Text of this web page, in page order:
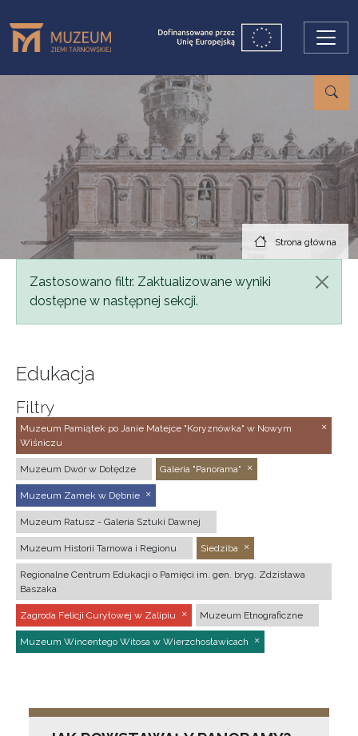
Strona główna
Komunikat
Zastosowano filtr. Zaktualizowane wyniki
dostępne w następnej sekcji.
Edukacja
Filtry
Muzeum Pamiątek po Janie Matejce "Koryznówka" w Nowym
Wiśniczu
Muzeum Dwór w Dołędze Galeria "Panorama"
Muzeum Zamek w Dębnie
Muzeum Ratusz - Galeria Sztuki Dawnej
Muzeum Historii Tarnowa i Regionu Siedziba
Regionalne Centrum Edukacji o Pamięci im. gen. bryg. Zdzisława
Baszaka
Zagroda Felicji Curyłowej w Zalipiu Muzeum Etnograficzne
Muzeum Wincentego Witosa w Wierzchosławicach